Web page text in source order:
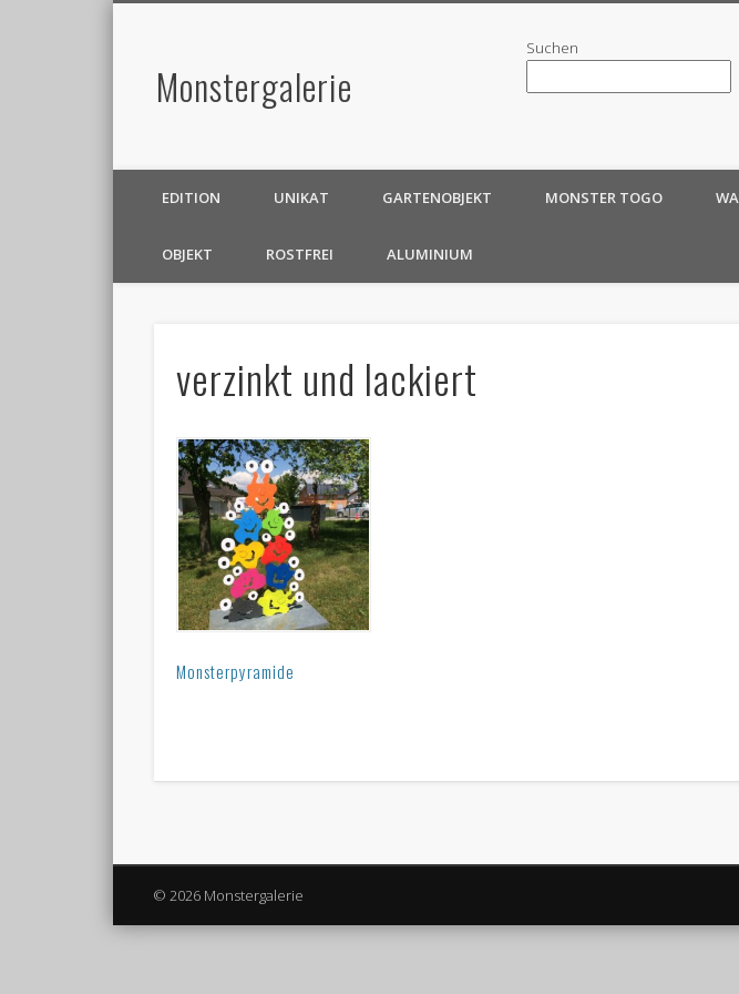
Monstergalerie
Suchen
EDITION UNIKAT GARTENOBJEKT MONSTER TOGO
OBJEKT ROSTFREI ALUMINIUM
verzinkt und lackiert
Monsterpyramide
© 2026 Monstergalerie